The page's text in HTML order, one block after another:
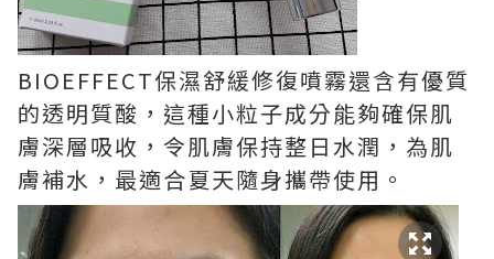
BIOEFFECT保濕舒緩修復噴霧還含有優質
的透明質酸，這種小粒子成分能夠確保肌
膚深層吸收，令肌膚保持整日水潤，為肌
膚補水，最適合夏天隨身攜帶使用。